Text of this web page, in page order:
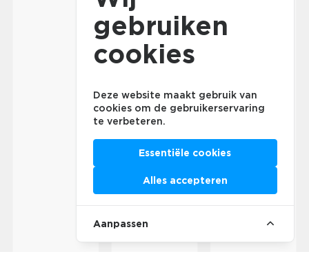
gebruiken
cookies
Deze website maakt gebruik van
cookies om de gebruikerservaring
te verbeteren.
Essentiële cookies
Alles accepteren
Aanpassen